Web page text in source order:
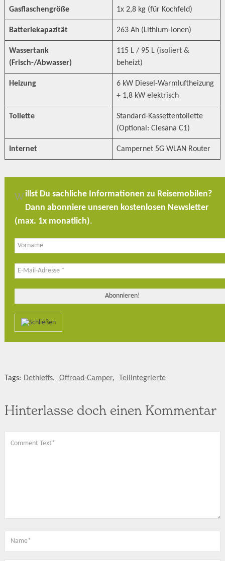
Gasflaschengröße 1x 2,8 kg (für Kochfeld)
Batteriekapazität 263 Ah (Lithium-Ionen)
Wassertank
(Frisch-/Abwasser)
115 L / 95 L (isoliert &
beheizt)
Heizung
6 kW Diesel-Warmluftheizung
+ 1,8 kW elektrisch
Toilette
Standard-Kassettentoilette
(Optional: Clesana C1)
Internet Campernet 5G WLAN Router
Willst Du sachliche Informationen zu Reisemobilen?
Dann abonniere unseren kostenlosen Newsletter
(max. 1x monatlich).
Tags: Dethleffs, Offroad-Camper, Teilintegrierte
Hinterlasse doch einen Kommentar